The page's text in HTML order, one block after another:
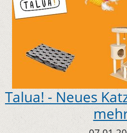
Talua! - Neues